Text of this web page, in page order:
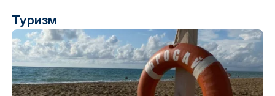
Туризм